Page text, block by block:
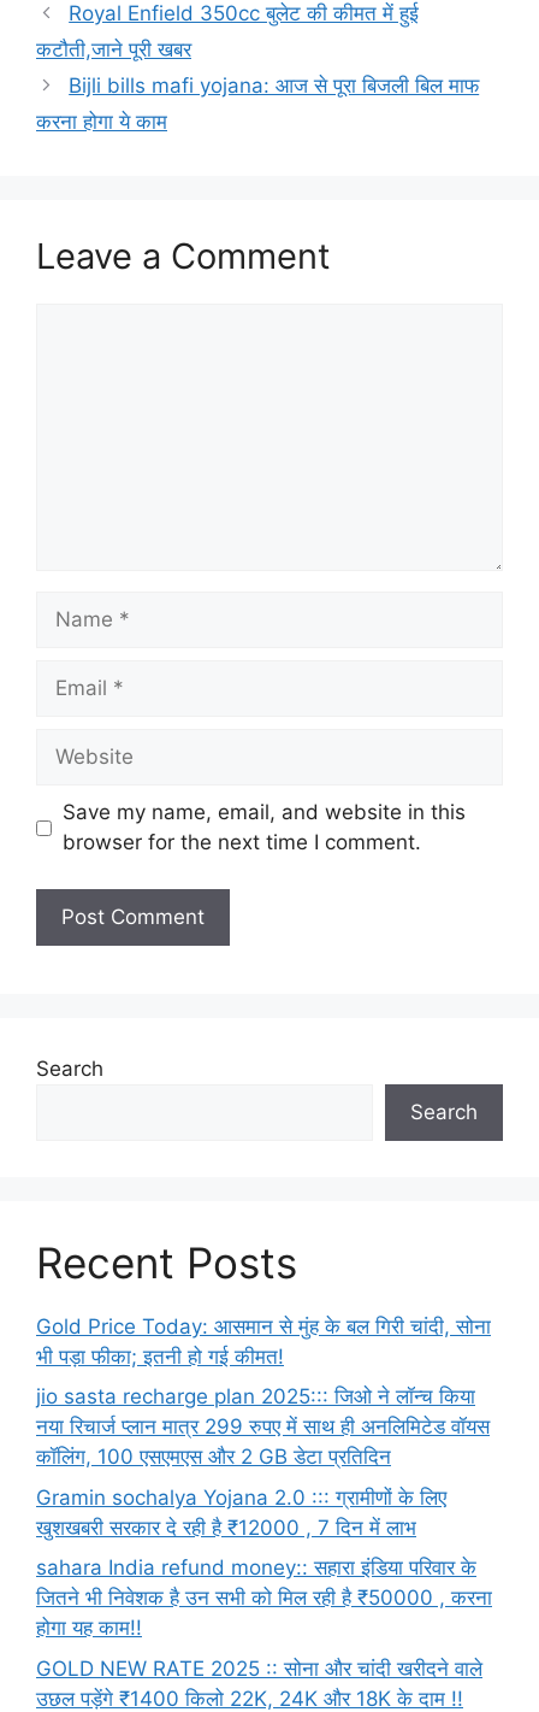
Royal Enfield 350cc बुलेट की कीमत में हुई
कटौती,जाने पूरी खबर
Bijli bills mafi yojana: आज से पूरा बिजली बिल माफ
करना होगा ये काम
Leave a Comment
Name
Email
Website
Save my name, email, and website in this
browser for the next time I comment.
Search
Search
Recent Posts
Gold Price Today: आसमान से मुंह के बल गिरी चांदी, सोना
भी पड़ा फीका; इतनी हो गई कीमत!
jio sasta recharge plan 2025::: जिओ ने लॉन्च किया
नया रिचार्ज प्लान मात्र 299 रुपए में साथ ही अनलिमिटेड वॉयस
कॉलिंग, 100 एसएमएस और 2 GB डेटा प्रतिदिन
Gramin sochalya Yojana 2.0 ::: ग्रामीणों के लिए
खुशखबरी सरकार दे रही है ₹12000 , 7 दिन में लाभ
sahara India refund money:: सहारा इंडिया परिवार के
जितने भी निवेशक है उन सभी को मिल रही है ₹50000 , करना
होगा यह काम!!
GOLD NEW RATE 2025 :: सोना और चांदी खरीदने वाले
उछल पड़ेंगे ₹1400 किलो 22K, 24K और 18K के दाम !!